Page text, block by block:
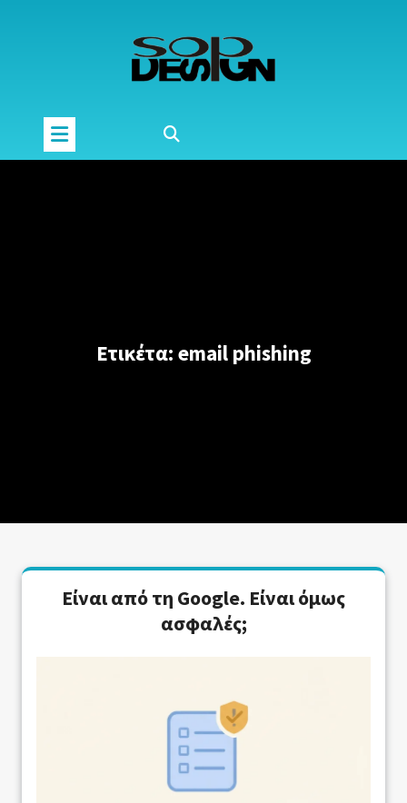
Ετικέτα: email phishing
Είναι από τη Google. Είναι όμως
ασφαλές;